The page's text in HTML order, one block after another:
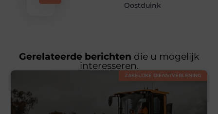
Oostduinkerke
Gerelateerde berichten die u mogelijk
interesseren.
ZAKELIJKE DIENSTVERLENING